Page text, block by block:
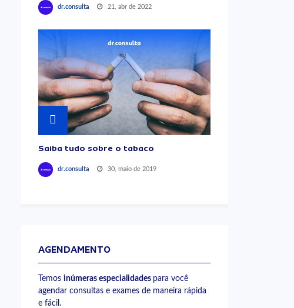
dr.consulta 21, abr de 2022
Saiba tudo sobre o tabaco
dr.consulta 30, maio de 2019
AGENDAMENTO
Temos inúmeras especialidades para você
agendar consultas e exames de maneira rápida
e fácil.